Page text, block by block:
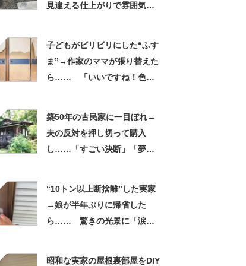
見違える仕上がりで雰囲気ガ
子どもがビリビリにした“ふす
ま”→作家のママが張り替えた
ら…… 「いいですね！色
築50年の古民家に一目ぼれ→
夫の反対を押し切って購入
し……「すごい決断」「夢が
“10トン以上断捨離”した実家
→娘が半年ぶりに帰省した
ら…… 驚きの光景に「涙が
昭和な実家の屋根裏部屋をDIY